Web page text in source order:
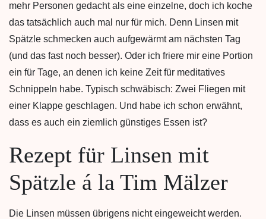
mehr Personen gedacht als eine einzelne, doch ich koche
das tatsächlich auch mal nur für mich. Denn Linsen mit
Spätzle schmecken auch aufgewärmt am nächsten Tag
(und das fast noch besser). Oder ich friere mir eine Portion
ein für Tage, an denen ich keine Zeit für meditatives
Schnippeln habe. Typisch schwäbisch: Zwei Fliegen mit
einer Klappe geschlagen. Und habe ich schon erwähnt,
dass es auch ein ziemlich günstiges Essen ist?
Rezept für Linsen mit
Spätzle á la Tim Mälzer
Die Linsen müssen übrigens nicht eingeweicht werden.